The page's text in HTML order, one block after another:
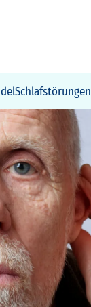
Schlafstörungen